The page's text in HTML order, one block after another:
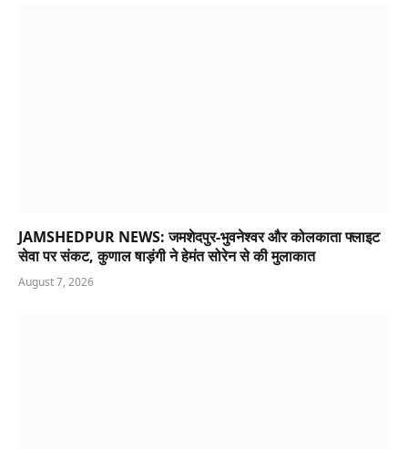
JAMSHEDPUR NEWS: जमशेदपुर-भुवनेश्वर और कोलकाता फ्लाइट
सेवा पर संकट, कुणाल षाड़ंगी ने हेमंत सोरेन से की मुलाकात
August 7, 2026